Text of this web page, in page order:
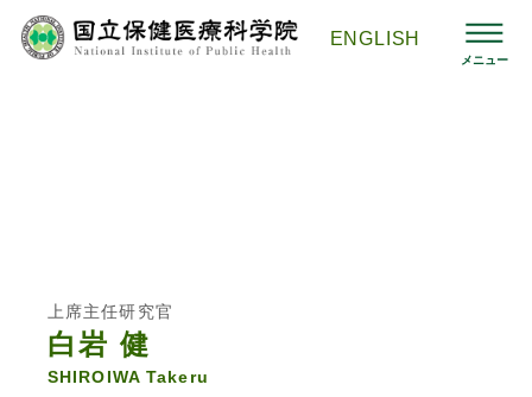
ENGLISH
メニュー
上席主任研究官
白岩 健
SHIROIWA Takeru